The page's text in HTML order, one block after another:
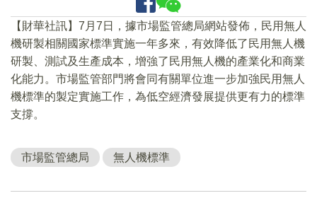
【財華社訊】7月7日，據市場監管總局網站發佈，民用無人
機研製相關國家標準實施一年多來，有效降低了民用無人機
研製、測試及生產成本，增強了民用無人機的產業化和商業
化能力。市場監管部門將會同有關單位進一步加強民用無人
機標準的製定實施工作，為低空經濟發展提供更有力的標準
支撐。
市場監管總局 無人機標準